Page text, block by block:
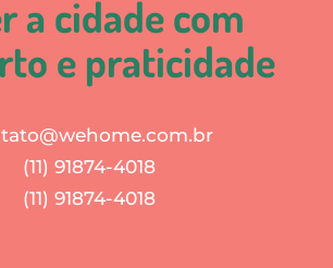
a cidade com
e praticidade
(11) 91874-4018
(11) 91874-4018